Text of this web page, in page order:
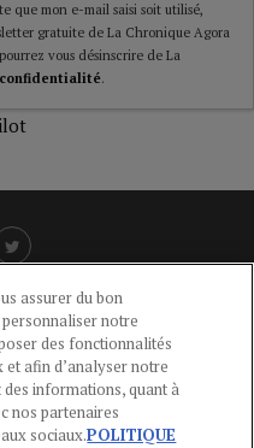
que mon e-mail saisi soit utilisé,
gratuite de La Chronique Agora
vous désinscrire de La
.
-POLITIQUE DES COOKIES
-AIDE
assurer du bon
notre
des fonctionnalités
afin d’analyser notre
informations, quant à
nos partenaires
sociaux.POLITIQUE